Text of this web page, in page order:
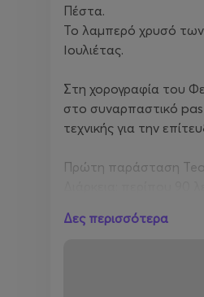
Πέστα.
Το λαμπερό χρυσό των
Ιουλιέτας.
Στη χορογραφία του
στο συναρπαστικό pas
τεχνικής για την
Πρώτη παράσταση
Δες περισσότερα